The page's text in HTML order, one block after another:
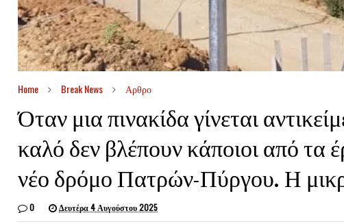
Home Break News Αρθρο
Όταν μια πινακίδα γίνεται
καλό δεν βλέπουν κάποιοι από τα
νέο δρόμο Πατρών-Πύργου. Η
0 Δευτέρα 4 Αυγούστου 2025